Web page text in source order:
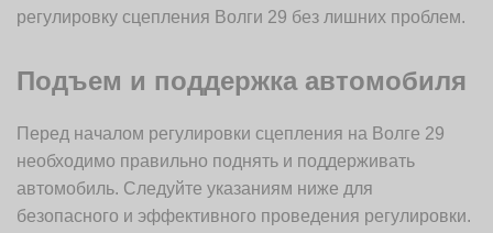
регулировку сцепления Волги 29 без лишних проблем.
Подъем и поддержка автомобиля
Перед началом регулировки сцепления на Волге 29
необходимо правильно поднять и поддерживать
автомобиль. Следуйте указаниям ниже для
безопасного и эффективного проведения регулировки.